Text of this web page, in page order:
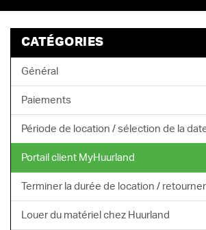
CATÉGORIES
Général
Paiements
Période de location / sélection de la
Portail client MyHuurland
Terminer la durée de location /
Louer du matériel chez Huurland